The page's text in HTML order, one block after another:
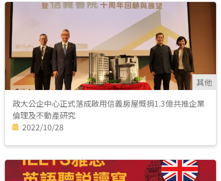
其他
政大公企中心正式落成啟用信義房屋慨捐1.3億共推企業
倫理及不動產研究
2022/10/28